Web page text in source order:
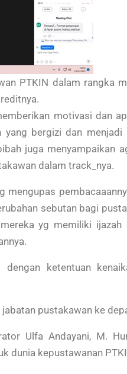
PTKIN dalam rangka
motivasi dan
bergizi dan
juga menyampaikan
dalam track_nya.
mengupas
sebutan bagi
yg memiliki
ketentuan
pustakawan ke
Ulfa Andayani, M.
dunia kepustawanan